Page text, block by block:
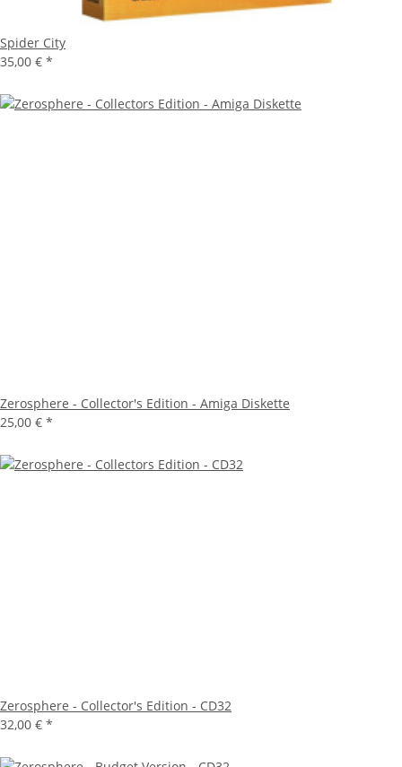
Spider City
35,00 € *
Zerosphere - Collector's Edition - Amiga Diskette
25,00 € *
Zerosphere - Collector's Edition - CD32
32,00 € *